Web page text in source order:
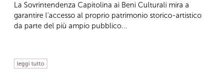
La Sovrintendenza Capitolina ai Beni Culturali mira a
garantire l’accesso al proprio patrimonio storico-artistico
da parte del più ampio pubblico...
leggi tutto